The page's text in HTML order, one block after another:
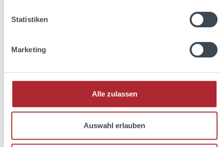
Statistiken
Marketing
Alle zulassen
Auswahl erlauben
Preise inkl. MwSt. zzgl. Versandkosten